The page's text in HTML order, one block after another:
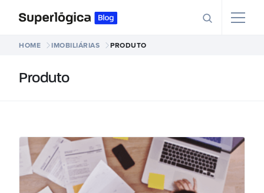
HOME IMOBILIÁRIAS PRODUTO
Produto